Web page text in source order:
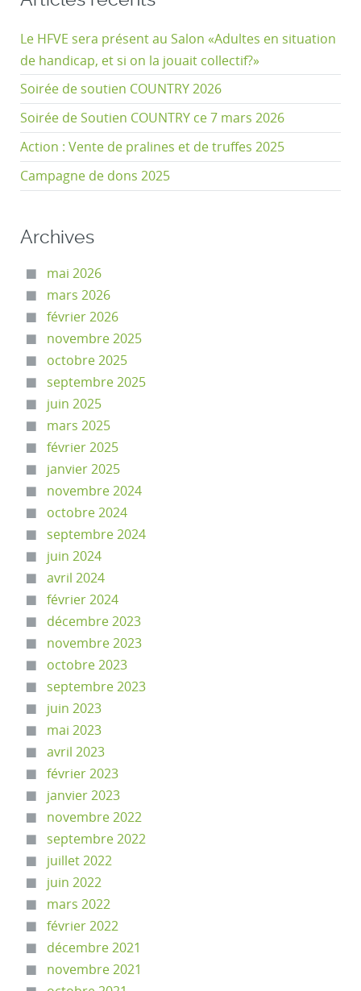
Le HFVE sera présent au Salon «Adultes en situation
de handicap, et si on la jouait collectif?»
Soirée de soutien COUNTRY 2026
Soirée de Soutien COUNTRY ce 7 mars 2026
Action : Vente de pralines et de truffes 2025
Campagne de dons 2025
Archives
mai 2026
mars 2026
février 2026
novembre 2025
octobre 2025
septembre 2025
juin 2025
mars 2025
février 2025
janvier 2025
novembre 2024
octobre 2024
septembre 2024
juin 2024
avril 2024
février 2024
décembre 2023
novembre 2023
octobre 2023
septembre 2023
juin 2023
mai 2023
avril 2023
février 2023
janvier 2023
novembre 2022
septembre 2022
juillet 2022
juin 2022
mars 2022
février 2022
décembre 2021
novembre 2021